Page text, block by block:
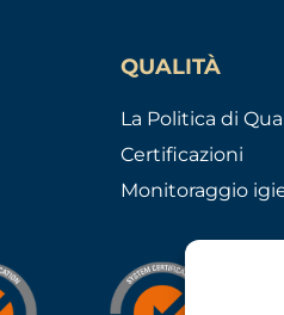
QUALITÀ
La Politica di
Certificazioni
Monitoraggio